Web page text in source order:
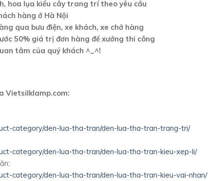
hoa lụa kiểu cây trang trí theo yêu cầu
hàng ở Hà Nội
qua bưu điện, xe khách, xe chở hàng
50% giá trị đơn hàng để xưởng thi công
tâm của quý khách ^_^!
Vietsilklamp.com:
category/den-lua-tha-tran/den-lua-tha-tran-trang-tri/
category/den-lua-tha-tran/den-lua-tha-tran-kieu-xep-li/
category/den-lua-tha-tran/den-lua-tha-tran-kieu-vai-nhan/